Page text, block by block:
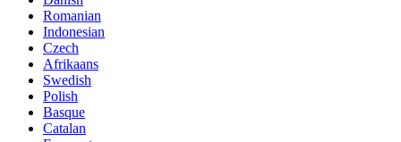
Romanian
Indonesian
Czech
Afrikaans
Swedish
Polish
Basque
Catalan